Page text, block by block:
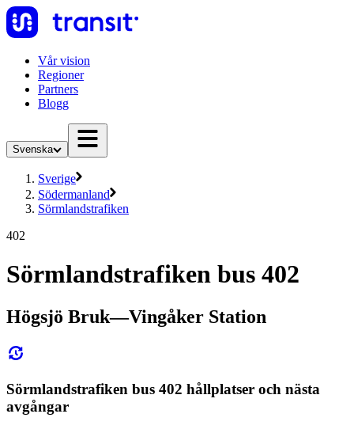
Vår vision
Regioner
Partners
Blogg
Svenska
Sverige
Södermanland
Sörmlandstrafiken
402
Sörmlandstrafiken bus 402
Högsjö Bruk—Vingåker Station
Sörmlandstrafiken bus 402 hållplatser och nästa
avgångar